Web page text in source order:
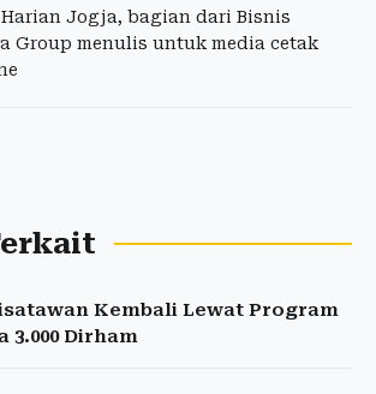
Jogja, bagian dari Bisnis
Group menulis untuk media cetak
Kembali Lewat Program
3.000 Dirham